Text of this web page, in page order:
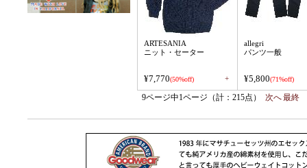
ARTESANIA
ニット・セーター
¥7,770(50%off) +
allegri
パンツ一般
¥5,800(71%off)
9ページ中1ページ（計：215点） 次へ最終